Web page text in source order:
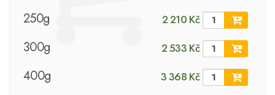
250g 2 210 Kč
300g 2 533 Kč
400g 3 368 Kč